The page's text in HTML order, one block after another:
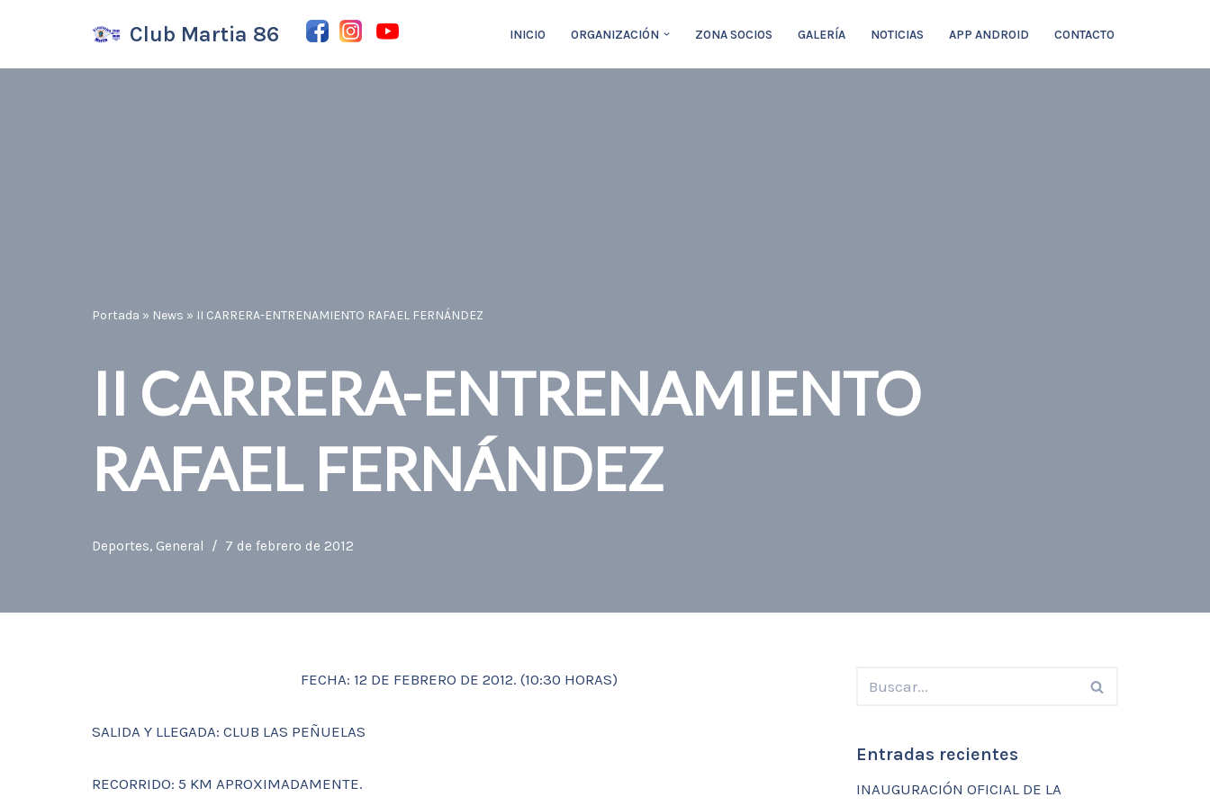
Club Martia 86 INICIO ORGANIZACIÓN ZONA SOCIOS GALERÍA NOTICIAS APP ANDROID CONTACTO
Portada » News » II CARRERA-ENTRENAMIENTO RAFAEL FERNÁNDEZ
II CARRERA-ENTRENAMIENTO
RAFAEL FERNÁNDEZ
Deportes, General 7 de febrero de 2012
FECHA: 12 DE FEBRERO DE 2012. (10:30 HORAS)
SALIDA Y LLEGADA: CLUB LAS PEÑUELAS
RECORRIDO: 5 KM APROXIMADAMENTE.
Entradas recientes
INAUGURACIÓN OFICIAL DE LA